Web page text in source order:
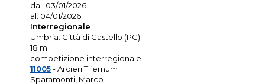
dal: 03/01/2026
al: 04/01/2026
Interregionale
Umbria: Città di Castello (PG)
18 m
competizione interregionale
11005- Arcieri Tifernum
Sparamonti, Marco